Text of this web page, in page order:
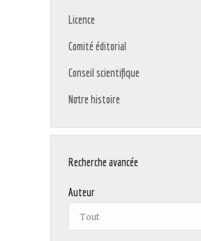
Licence
Comité éditorial
Conseil scientifique
Notre histoire
Recherche avancée
Auteur